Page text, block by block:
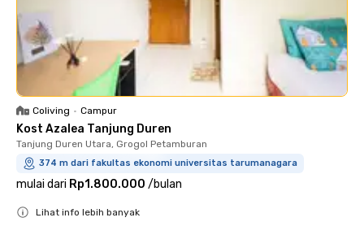
Coliving • Campur
Kost Azalea Tanjung Duren
Tanjung Duren Utara, Grogol Petamburan
374 m dari fakultas ekonomi universitas tarumanagara
mulai dari Rp1.800.000 /bulan
Lihat info lebih banyak